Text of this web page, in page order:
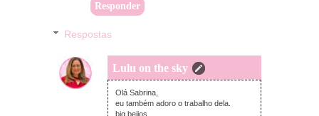
Responder
Respostas
Lulu on the sky
sexta-feira, janeiro 16, 2015
Olá Sabrina,
eu também adoro o trabalho dela.
big beijos